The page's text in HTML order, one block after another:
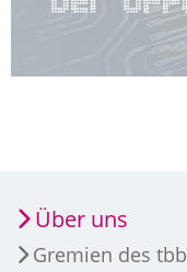
Über uns
Gremien des tbb